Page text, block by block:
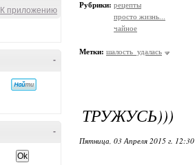
К приложению
-
-
Рубрики: рецепты
просто жизнь...
чайное
Метки: шалость_удалась
ТРУЖУСЬ)))
Пятница, 03 Апреля 2015 г. 12:30